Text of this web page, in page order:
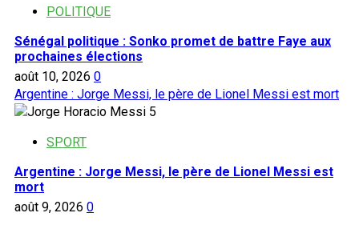
POLITIQUE
Sénégal politique : Sonko promet de battre Faye aux
prochaines élections
août 10, 2026 0
Argentine : Jorge Messi, le père de Lionel Messi est mort
5
SPORT
Argentine : Jorge Messi, le père de Lionel Messi est
mort
août 9, 2026 0